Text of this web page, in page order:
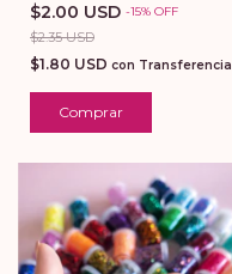
$2.00 USD -15% OFF
$2.35 USD
$1.80 USD con Transferencia
Comprar